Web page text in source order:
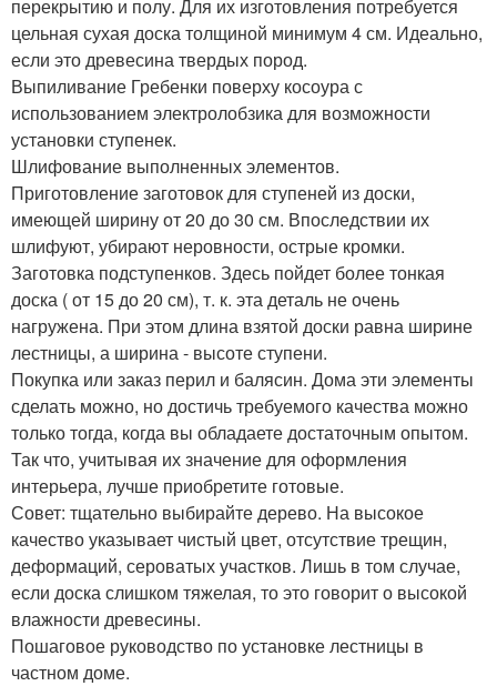
перекрытию и полу. Для их изготовления потребуется
цельная сухая доска толщиной минимум 4 см. Идеально,
если это древесина твердых пород.
Выпиливание Гребенки поверху косоура с
использованием электролобзика для возможности
установки ступенек.
Шлифование выполненных элементов.
Приготовление заготовок для ступеней из доски,
имеющей ширину от 20 до 30 см. Впоследствии их
шлифуют, убирают неровности, острые кромки.
Заготовка подступенков. Здесь пойдет более тонкая
доска ( от 15 до 20 см), т. к. эта деталь не очень
нагружена. При этом длина взятой доски равна ширине
лестницы, а ширина - высоте ступени.
Покупка или заказ перил и балясин. Дома эти элементы
сделать можно, но достичь требуемого качества можно
только тогда, когда вы обладаете достаточным опытом.
Так что, учитывая их значение для оформления
интерьера, лучше приобретите готовые.
Совет: тщательно выбирайте дерево. На высокое
качество указывает чистый цвет, отсутствие трещин,
деформаций, сероватых участков. Лишь в том случае,
если доска слишком тяжелая, то это говорит о высокой
влажности древесины.
Пошаговое руководство по установке лестницы в
частном доме.